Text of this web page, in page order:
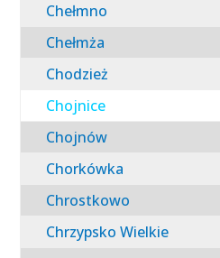
Chełmno
Chełmża
Chodzież
Chojnice
Chojnów
Chorkówka
Chrostkowo
Chrzypsko Wielkie